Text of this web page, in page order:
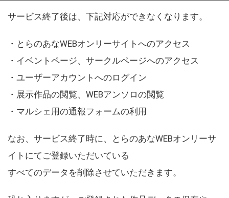
サービス終了後は、下記対応ができなくなります。
・とらのあなWEBオンリーサイトへのアクセス
・イベントページ、サークルページへのアクセス
・ユーザーアカウントへのログイン
・展示作品の閲覧、WEBアンソロの閲覧
・マルシェ用の通報フォームの利用
なお、サービス終了時に、とらのあなWEBオンリーサ
イトにてご登録いただいている
すべてのデータを削除させていただきます。